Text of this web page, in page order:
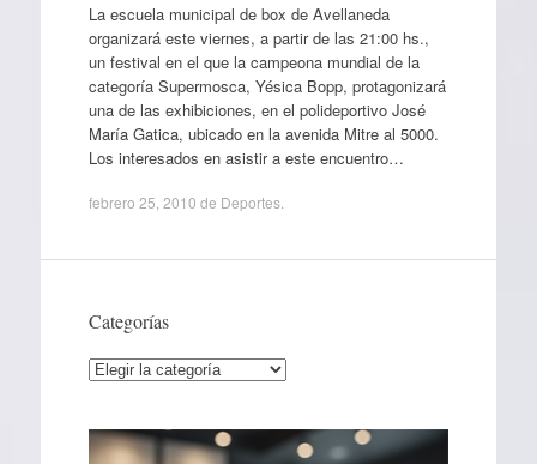
La escuela municipal de box de Avellaneda
organizará este viernes, a partir de las 21:00 hs.,
un festival en el que la campeona mundial de la
categoría Supermosca, Yésica Bopp, protagonizará
una de las exhibiciones, en el polideportivo José
María Gatica, ubicado en la avenida Mitre al 5000.
Los interesados en asistir a este encuentro…
febrero 25, 2010 de Deportes.
Categorías
Categorías